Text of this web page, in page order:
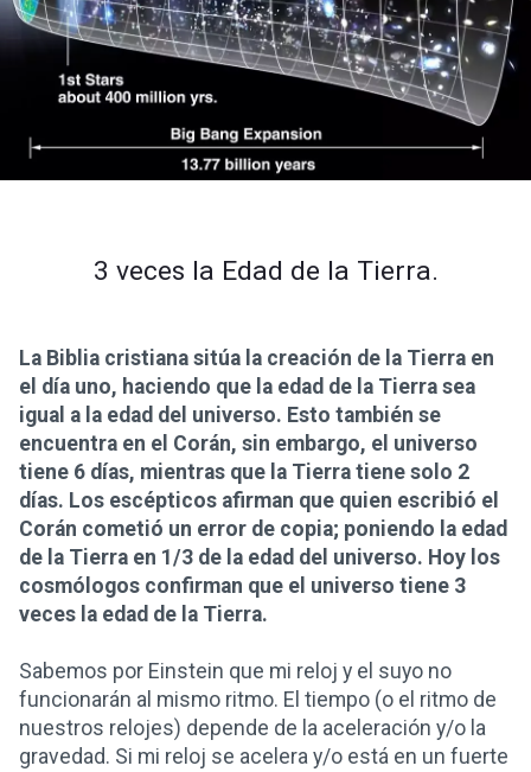
3 veces la Edad de la Tierra.
La Biblia cristiana sitúa la creación de la Tierra en
el día uno, haciendo que la edad de la Tierra sea
igual a la edad del universo. Esto también se
encuentra en el Corán, sin embargo, el universo
tiene 6 días, mientras que la Tierra tiene solo 2
días. Los escépticos afirman que quien escribió el
Corán cometió un error de copia; poniendo la edad
de la Tierra en 1/3 de la edad del universo. Hoy los
cosmólogos confirman que el universo tiene 3
veces la edad de la Tierra.
Sabemos por Einstein que mi reloj y el suyo no
funcionarán al mismo ritmo. El tiempo (o el ritmo de
nuestros relojes) depende de la aceleración y/o la
gravedad. Si mi reloj se acelera y/o está en un fuerte